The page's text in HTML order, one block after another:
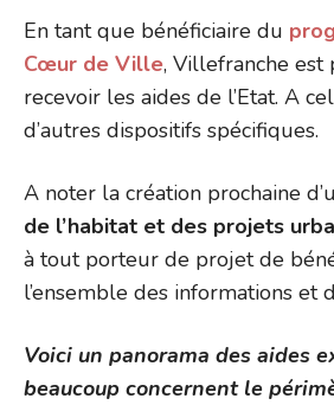
En tant que bénéficiaire du
Cœur de Ville, Villefranche
recevoir les aides de l’Etat. A
d’autres dispositifs spécifiques.
A noter la création prochaine
de l’habitat et des projets
à tout porteur de projet de
l’ensemble des informations et
Voici un panorama des aides
beaucoup concernent le